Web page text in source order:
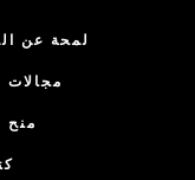
لمحة عن
مجالات
منح